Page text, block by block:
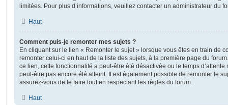
limitées. Pour plus d’informations, veuillez contacter un administrateur du
Haut
Comment puis-je remonter mes sujets ?
En cliquant sur le lien « Remonter le sujet » lorsque vous êtes en train de
remonter celui-ci en haut de la liste des sujets, à la première page du
ce lien, cette fonctionnalité a peut-être été désactivée ou le temps
peut-être pas encore été atteint. Il est également possible de remonter le
assurez-vous de le faire tout en respectant les règles du forum.
Haut